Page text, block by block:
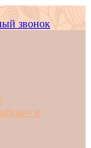
звонок
в